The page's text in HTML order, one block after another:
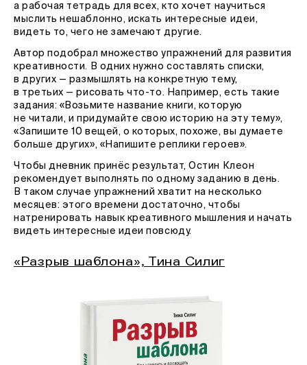
а рабочая тетрадь для всех, кто хочет научиться
мыслить нешаблонно, искать интересные идеи,
видеть то, чего не замечают другие.
Автор подобрал множество упражнений для развития
креативности. В одних нужно составлять списки,
в других — размышлять на конкретную тему,
в третьих — рисовать что-то. Например, есть такие
задания: «Возьмите название книги, которую
не читали, и придумайте свою историю на эту тему»,
«Запишите 10 вещей, о которых, похоже, вы думаете
больше других», «Напишите реплики героев».
Чтобы дневник принёс результат, Остин Клеон
рекомендует выполнять по одному заданию в день.
В таком случае упражнений хватит на несколько
месяцев: этого времени достаточно, чтобы
натренировать навык креативного мышления и начать
видеть интересные идеи повсюду.
«Разрыв шаблона», Тина Силиг